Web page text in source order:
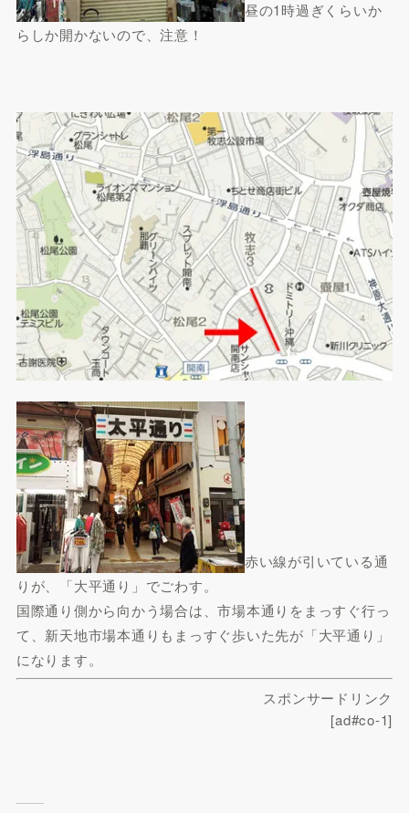
昼の1時過ぎくらいか
らしか開かないので、注意！
赤い線が引いている通
りが、「大平通り」でごわす。
国際通り側から向かう場合は、市場本通りをまっすぐ行っ
て、新天地市場本通りもまっすぐ歩いた先が「大平通り」
になります。
スポンサードリンク
[ad#co-1]